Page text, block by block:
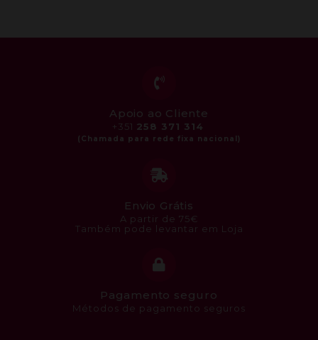
Apoio ao Cliente
+351 258 371 314
Envio Grátis
A partir de 75€
Também pode levantar em Loja
Pagamento seguro
Métodos de pagamento seguros